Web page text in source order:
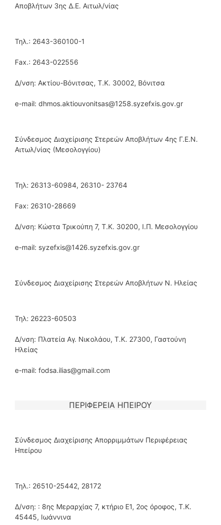
Αποβλήτων 3ης Δ.Ε. Αιτωλ/νίας
Τηλ.: 2643-360100-1
Fax.: 2643-022556
Δ/νση: Ακτίου-Βόνιτσας, Τ.Κ. 30002, Βόνιτσα
e-mail: dhmos.aktiouvonitsas@1258.syzefxis.gov.gr
Σύνδεσμος Διαχείρισης Στερεών Αποβλήτων 4ης Γ.Ε.Ν.
Αιτωλ/νίας (Μεσολογγίου)
Τηλ: 26313-60984, 26310- 23764
Fax: 26310-28669
Δ/νση: Κώστα Τρικούπη 7, Τ.Κ. 30200, Ι.Π. Μεσολογγίου
e-mail: syzefxis@1426.syzefxis.gov.gr
Σύνδεσμος Διαχείρισης Στερεών Αποβλήτων Ν. Ηλείας
Τηλ: 26223-60503
Δ/νση: Πλατεία Αγ. Νικολάου, Τ.Κ. 27300, Γαστούνη
Ηλείας
e-mail: fodsa.ilias@gmail.com
ΠΕΡΙΦΕΡΕΙΑ ΗΠΕΙΡΟΥ
Σύνδεσμος Διαχείρισης Απορριμμάτων Περιφέρειας
Ηπείρου
Τηλ.: 26510-25442, 28172
Δ/νση: : 8ης Μεραρχίας 7, κτήριο Ε1, 2ος όροφος, Τ.Κ.
45445, Ιωάννινα